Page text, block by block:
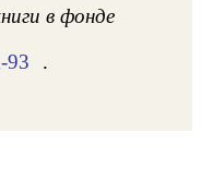
в фонде
93 .